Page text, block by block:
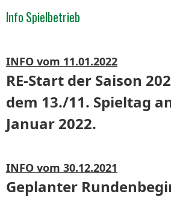
Info Spielbetrieb
INFO vom 11.01.2022
RE-Start der Saison
dem 13./11. Spieltag
Januar 2022.
INFO vom 30.12.2021
Geplanter